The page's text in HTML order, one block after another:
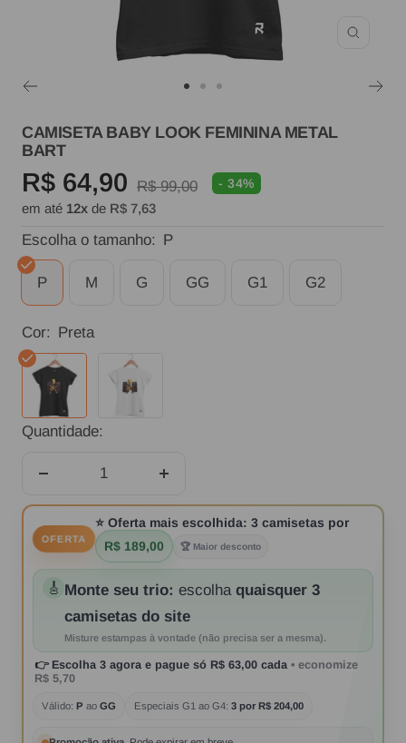
ao
1
aoao
3
CAMISETA BABY LOOK FEMININA METAL
BART
Preço
promocional
R$ 64,90 Preço
normal
R$ 99,00 - 34%
em até 12x de R$ 7,63
Escolha o tamanho: P
P M G GG G1 G2
Cor:
Preta
Preta
Branca
Quantidade:
quantidade
quantidade
OFERTA
⭐ Oferta mais escolhida: 3 camisetas por
R$ 189,00
🏆 Maior desconto
🎸 Monte seu trio: escolha quaisquer 3
camisetas do site
Misture estampas à vontade (não precisa ser a mesma).
👉 Escolha 3 agora e pague só R$ 63,00 cada • economize
R$ 5,70
Válido: P ao GG Especiais G1 ao G4: 3 por R$ 204,00